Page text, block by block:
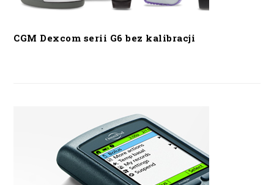
CGM Dexcom serii G6 bez kalibracji